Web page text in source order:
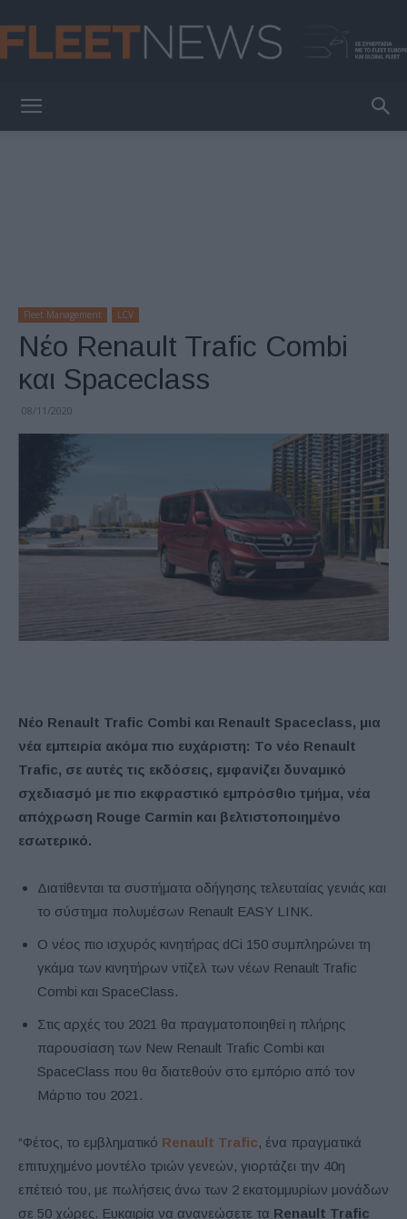
Fleet Management LCV
Νέο Renault Trafic Combi
και Spaceclass
08/11/2020
Νέο Renault Trafic Combi και Renault Spaceclass, μια
νέα εμπειρία ακόμα πιο ευχάριστη: Το νέο Renault
Trafic, σε αυτές τις εκδόσεις, εμφανίζει δυναμικό
σχεδιασμό με πιο εκφραστικό εμπρόσθιο τμήμα, νέα
απόχρωση Rouge Carmin και βελτιστοποιημένο
εσωτερικό.
Διατίθενται τα συστήματα οδήγησης τελευταίας γενιάς και
το σύστημα πολυμέσων Renault EASY LINK.
Ο νέος πιο ισχυρός κινητήρας dCi 150 συμπληρώνει τη
γκάμα των κινητήρων ντίζελ των νέων Renault Trafic
Combi και SpaceClass.
Στις αρχές του 2021 θα πραγματοποιηθεί η πλήρης
παρουσίαση των New Renault Trafic Combi και
SpaceClass που θα διατεθούν στο εμπόριο από τον
Μάρτιο του 2021.
“Φέτος, το εμβληματικό Renault Trafic, ένα πραγματικά
επιτυχημένο μοντέλο τριών γενεών, γιορτάζει την 40η
επέτειό του, με πωλήσεις άνω των 2 εκατομμυρίων μονάδων
σε 50 χώρες. Ευκαιρία να ανανεώσετε τα Renault Trafic